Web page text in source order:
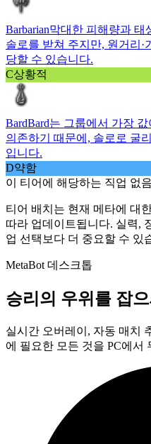
Barbarian막대한 피해량과 태
솔로를 받쳐 주지만, 원거리
당할 수 있습니다.
C상황적
BardBard는 그룹에서 가장
의존하기 때문에, 솔로로 굴
입니다.
D약함
이 티어에 해당하는 직업 없음
티어 배치는 현재 메타에 대
따라 업데이트됩니다. 실력,
업 선택보다 더 중요할 수 있
MetaBot 데스크톱
승리의 우위를 잡
실시간 오버레이, 자동 매치
에 필요한 모든 것을 PC에서